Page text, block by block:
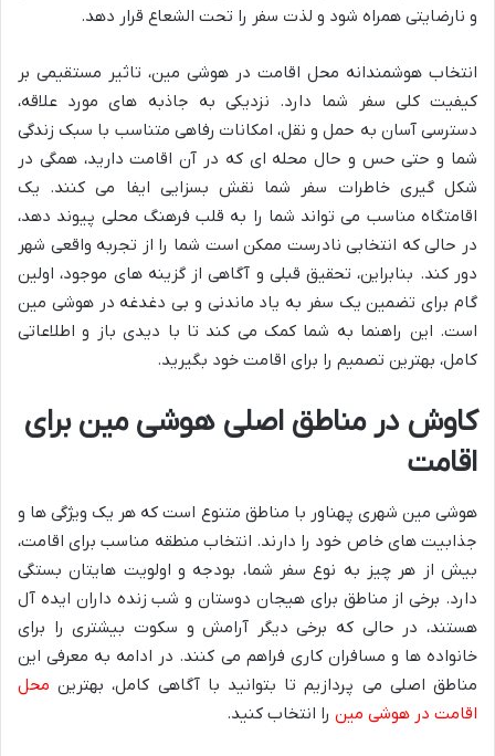
و نارضایتی همراه شود و لذت سفر را تحت الشعاع قرار دهد.
انتخاب هوشمندانه محل اقامت در هوشی مین، تاثیر مستقیمی بر
کیفیت کلی سفر شما دارد. نزدیکی به جاذبه های مورد علاقه،
دسترسی آسان به حمل و نقل، امکانات رفاهی متناسب با سبک زندگی
شما و حتی حس و حال محله ای که در آن اقامت دارید، همگی در
شکل گیری خاطرات سفر شما نقش بسزایی ایفا می کنند. یک
اقامتگاه مناسب می تواند شما را به قلب فرهنگ محلی پیوند دهد،
در حالی که انتخابی نادرست ممکن است شما را از تجربه واقعی شهر
دور کند. بنابراین، تحقیق قبلی و آگاهی از گزینه های موجود، اولین
گام برای تضمین یک سفر به یاد ماندنی و بی دغدغه در هوشی مین
است. این راهنما به شما کمک می کند تا با دیدی باز و اطلاعاتی
کامل، بهترین تصمیم را برای اقامت خود بگیرید.
کاوش در مناطق اصلی هوشی مین برای
اقامت
هوشی مین شهری پهناور با مناطق متنوع است که هر یک ویژگی ها و
جذابیت های خاص خود را دارند. انتخاب منطقه مناسب برای اقامت،
بیش از هر چیز به نوع سفر شما، بودجه و اولویت هایتان بستگی
دارد. برخی از مناطق برای هیجان دوستان و شب زنده داران ایده آل
هستند، در حالی که برخی دیگر آرامش و سکوت بیشتری را برای
خانواده ها و مسافران کاری فراهم می کنند. در ادامه به معرفی این
مناطق اصلی می پردازیم تا بتوانید با آگاهی کامل، بهترین محل
اقامت در هوشی مین را انتخاب کنید.